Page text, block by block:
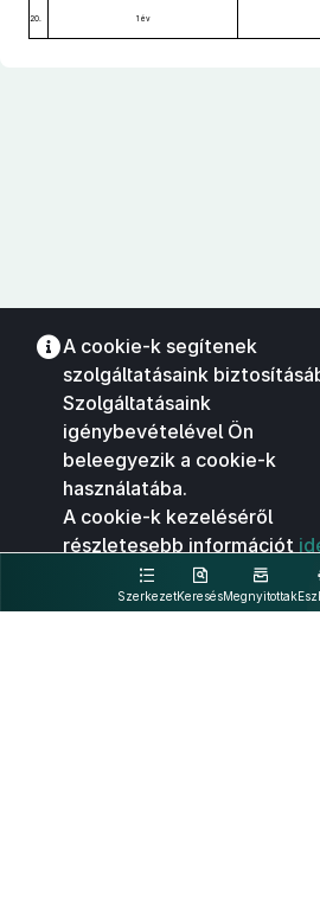
20. 1 év
SzerkezetKeresésMegnyitottak
A cookie-k segítenek
szolgáltatásaink
Szolgáltatásaink
igénybevételével Ön
beleegyezik a cookie-k
használatába.
A cookie-k kezeléséről
részletesebb információt
kattintva olvashat.